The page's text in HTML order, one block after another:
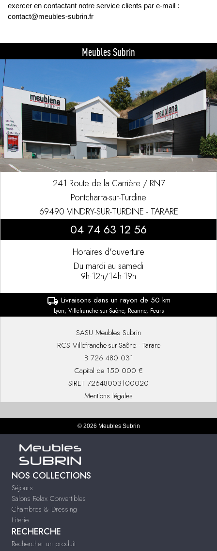
exercer en contactant notre service clients par e-mail :
contact@meubles-subrin.fr
Meubles Subrin
241 Route de la Carrière / RN7
Pontcharra-sur-Turdine
69490 VINDRY-SUR-TURDINE - TARARE
04 74 63 12 56
Horaires d'ouverture
Du mardi au samedi
9h-12h/14h-19h
local_shipping Livraisons dans un rayon de 50 km
Lyon, Villefranche-sur-Saône, Roanne, Feurs
SASU Meubles Subrin
RCS Villefranche-sur-Saône - Tarare
B 726 480 031
Capital de 150 000 €
SIRET 72648003100020
Mentions légales
© 2026 Meubles Subrin
NOS COLLECTIONS
Séjours
Salons Relax Convertibles
Chambres & Dressing
Literie
RECHERCHE
Rechercher un produit